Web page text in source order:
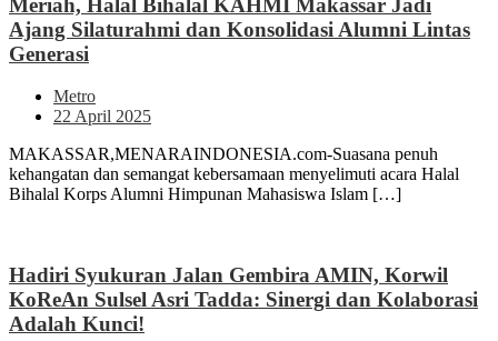
Ajang Silaturahmi dan Konsolidasi Alumni Lintas
Generasi
Metro
22 April 2025
MAKASSAR,MENARAINDONESIA.com-Suasana penuh
kehangatan dan semangat kebersamaan menyelimuti acara Halal
Bihalal Korps Alumni Himpunan Mahasiswa Islam […]
Hadiri Syukuran Jalan Gembira AMIN, Korwil
KoReAn Sulsel Asri Tadda: Sinergi dan Kolaborasi
Adalah Kunci!